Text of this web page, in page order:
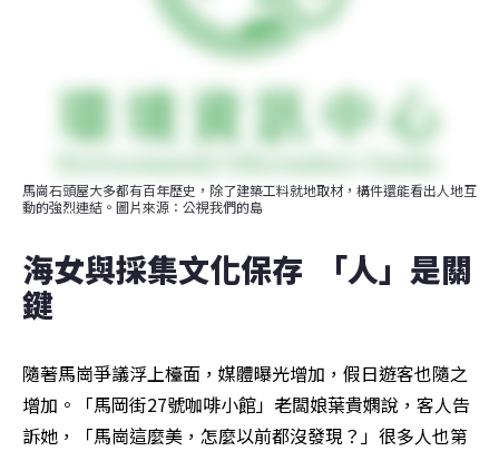
馬崗石頭屋大多都有百年歷史，除了建築工料就地取材，構件還能看出人地互
動的強烈連結。圖片來源：公視我們的島
海女與採集文化保存  「人」是關
鍵
隨著馬崗爭議浮上檯面，媒體曝光增加，假日遊客也隨之
增加。「馬岡街27號咖啡小館」老闆娘葉貴嫻說，客人告
訴她，「馬崗這麼美，怎麼以前都沒發現？」很多人也第